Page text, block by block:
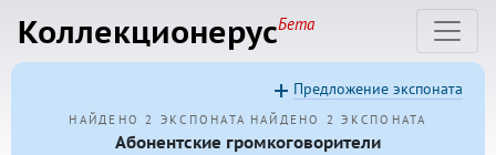
КоллекционерусБета
НАЙДЕНО 2 ЭКСПОНАТА НАЙДЕНО 2 ЭКСПОНАТА
Абонентские громкоговорители
Предложение экспоната